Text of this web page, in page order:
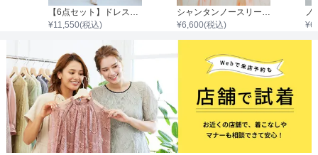
骨格タイプ
¥11,550(税込)
¥6,600(税込) ¥